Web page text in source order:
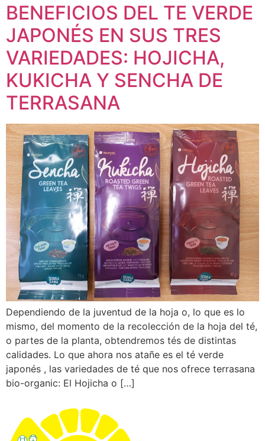
BENEFICIOS DEL TE VERDE
JAPONÉS EN SUS TRES
VARIEDADES: HOJICHA,
KUKICHA Y SENCHA DE
TERRASANA
Dependiendo de la juventud de la hoja o, lo que es lo
mismo, del momento de la recolección de la hoja del té,
o partes de la planta, obtendremos tés de distintas
calidades. Lo que ahora nos atañe es el té verde
japonés , las variedades de té que nos ofrece terrasana
bio-organic: El Hojicha o […]